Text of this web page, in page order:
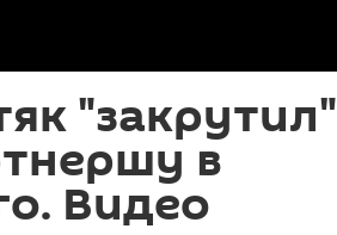
"закрутил"
в
Видео